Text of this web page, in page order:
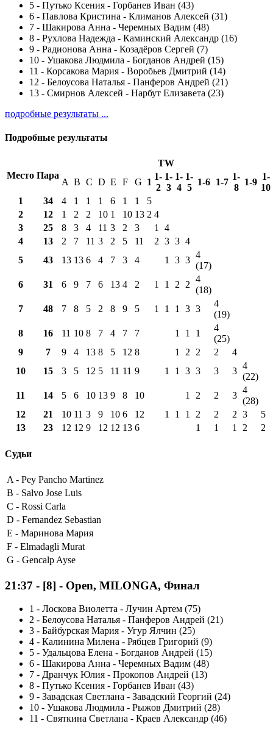
5 - Путько Ксения - Горбанев Иван (43)
6 - Павлова Кристина - Климанов Алексей (31)
7 - Шакирова Анна - Черемных Вадим (48)
8 - Рухлова Надежда - Каминский Александр (16)
9 - Радионова Анна - Козадёров Сергей (7)
10 - Ушакова Людмила - Богданов Андрей (15)
11 - Корсакова Мария - Воробьев Дмитрий (14)
12 - Белоусова Наталья - Панферов Андрей (21)
13 - Смирнов Алексей - Нарбут Елизавета (23)
подробные результаты ...
Подробные результаты
Место Пара
TW
A B C D E F G 1
1-
2
1-
3
1-
4
1-
5
1-6 1-7
1-
8
1-9
1-
10
1
34 4 1 1 1 6 1 1
5
2
12 1 2 2 10 1 10 13 2 4
3
25 8 3 4 11 3 2 3 1 4
4
13 2 7 11 3 2 5 11 2 3 3 4
5
43 13 13 6 4 7 3 4 1 3 3
4
(17)
6
31 6 9 7 6 13 4 2 1 1 2 2
4
(18)
7
48 7 8 5 2 8 9 5 1 1 1 3 3
4
(19)
8
16 11 10 8 7 4 7 7 1 1 1
4
(25)
9
7 9 4 13 8 5 12 8 1 2 2 2
4
10
15 3 5 12 5 11 11 9 1 1 3 3 3 3
4
(22)
11
14 5 6 10 13 9 8 10 1 2 2 3
4
(28)
12
21 10 11 3 9 10 6 12 1 1 1 2 2 2 3
5
13
23 12 12 9 12 12 13 6 1 1 1 2 2
Судьи
A - Pey Pancho Martinez
B - Salvo Jose Luis
C - Rossi Carla
D - Fernandez Sebastian
E - Маринова Мария
F - Elmadagli Murat
G - Gencalp Ayse
21:37 - [8] - Open, MILONGA, Финал
1 - Лоскова Виолетта - Лучин Артем (75)
2 - Белоусова Наталья - Панферов Андрей (21)
3 - Байбурская Мария - Угур Ялчин (25)
4 - Калинина Милена - Рябцев Григорий (9)
5 - Удальцова Елена - Богданов Андрей (15)
6 - Шакирова Анна - Черемных Вадим (48)
7 - Дранчук Юлия - Прокопов Андрей (13)
8 - Путько Ксения - Горбанев Иван (43)
9 - Завадская Светлана - Завадский Георгий (24)
10 - Ушакова Людмила - Рыжов Дмитрий (28)
11 - Святкина Светлана - Краев Александр (46)